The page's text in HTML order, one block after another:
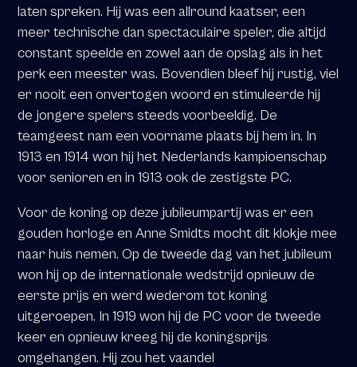
laten spreken. Hij was een allround kaatser, een
meer technische dan spectaculaire speler, die altijd
constant speelde en zowel aan de opslag als in het
perk een meester was. Bovendien bleef hij rustig, viel
er nooit een onvertogen woord en stimuleerde hij
de jongere spelers steeds voorbeeldig. De
teamgeest nam een voorname plaats bij hem in. In
1913 en 1914 won hij het Nederlands kampioenschap
voor senioren en in 1913 ook de zestigste PC.
Voor de koning op deze jubileumpartij was er een
gouden horloge en Anne Smidts mocht dit klokje mee
naar huis nemen. Op de tweede dag van het jubileum
won hij op de internationale wedstrijd opnieuw de
eerste prijs en werd wederom tot koning
uitgeroepen. In 1919 won hij de PC voor de tweede
keer en opnieuw kreeg hij de koningsprijs
omgehangen. Hij zou het vaandel